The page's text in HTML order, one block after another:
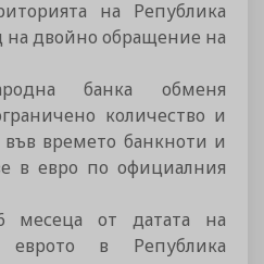
на Република
на двойно обращение на
банка обменя
количество и
времето банкноти и
в евро по официалния
месеца от датата на
в Република